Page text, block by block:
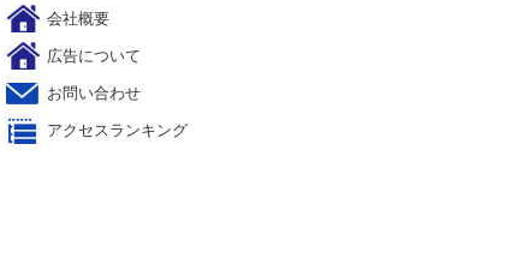
会社概要
広告について
お問い合わせ
アクセスランキング